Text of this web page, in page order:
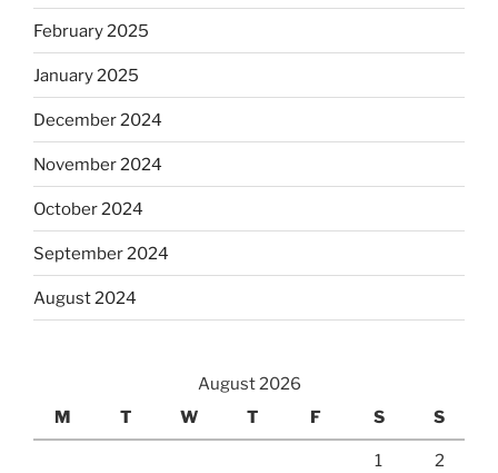
February 2025
January 2025
December 2024
November 2024
October 2024
September 2024
August 2024
August 2026
M
T W T F S S
1 2